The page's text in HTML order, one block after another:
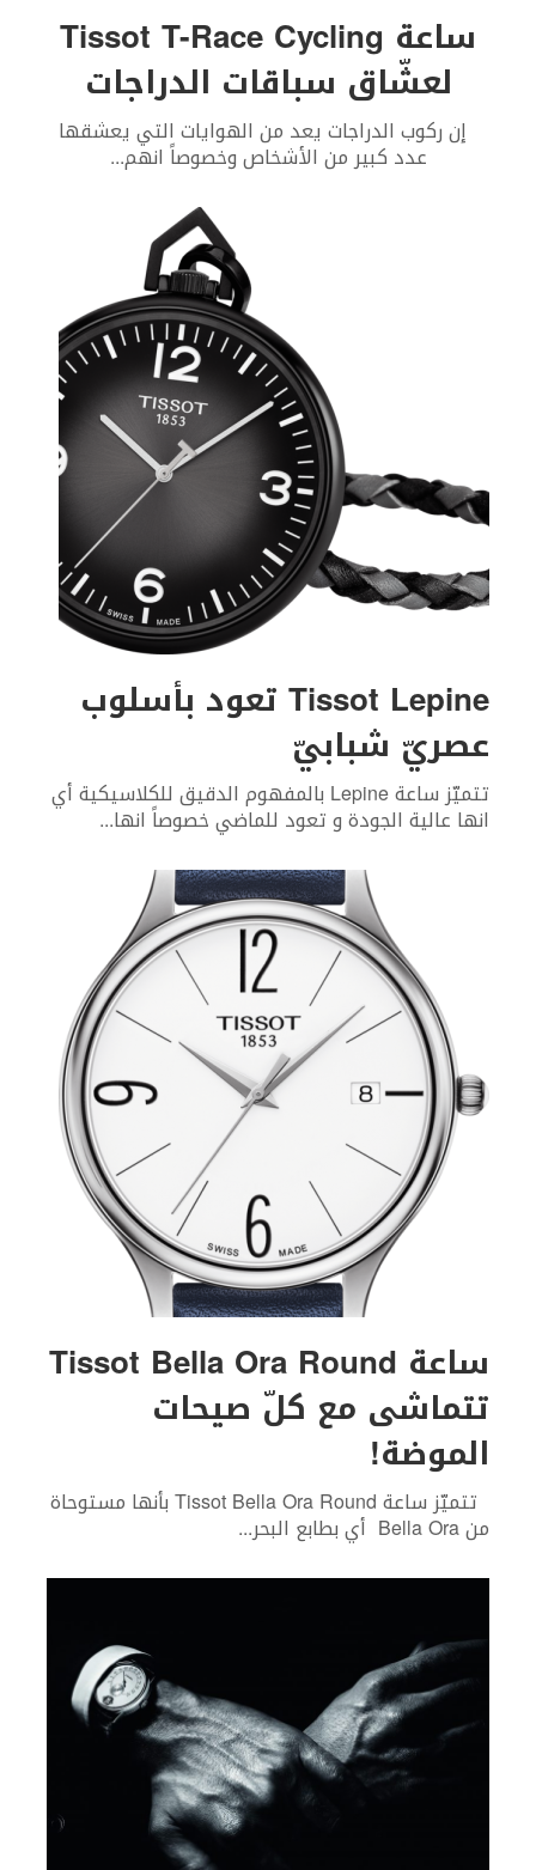
ساعة Tissot T-Race Cycling
لعشّاق سباقات الدراجات
إن ركوب الدراجات يعد من الهوايات التي يعشقها
عدد كبير من الأشخاص وخصوصاً انهم...
Tissot Lepine تعود بأسلوب
عصريّ شبابيّ
تتميّز ساعة Lepine بالمفهوم الدقيق للكلاسيكية أي
انها عالية الجودة و تعود للماضي خصوصاً انها...
ساعة Tissot Bella Ora Round
تتماشى مع كلّ صيحات
الموضة!
تتميّز ساعة Tissot Bella Ora Round بأنها مستوحاة
من Bella Ora أي بطابع البحر ...